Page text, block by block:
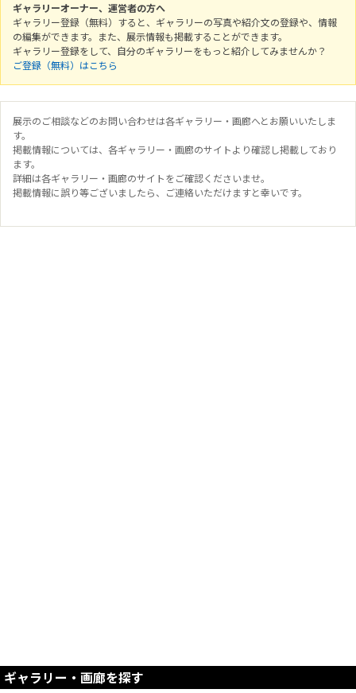
ギャラリーオーナー、運営者の方へ
ギャラリー登録（無料）すると、ギャラリーの写真や紹介文の登録や、情報
の編集ができます。また、展示情報も掲載することができます。
ギャラリー登録をして、自分のギャラリーをもっと紹介してみませんか？
ご登録（無料）はこちら
展示のご相談などのお問い合わせは各ギャラリー・画廊へとお願いいたしま
す。
掲載情報については、各ギャラリー・画廊のサイトより確認し掲載しており
ます。
詳細は各ギャラリー・画廊のサイトをご確認くださいませ。
掲載情報に誤り等ございましたら、ご連絡いただけますと幸いです。
ギャラリー・画廊を探す